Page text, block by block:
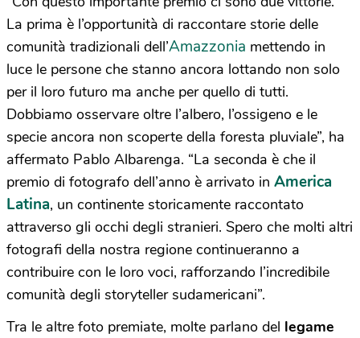
La prima è l’opportunità di raccontare storie delle
comunità tradizionali dell’Amazzonia mettendo in
luce le persone che stanno ancora lottando non solo
per il loro futuro ma anche per quello di tutti.
Dobbiamo osservare oltre l’albero, l’ossigeno e le
specie ancora non scoperte della foresta pluviale”, ha
affermato Pablo Albarenga. “La seconda è che il
premio di fotografo dell’anno è arrivato in America
Latina, un continente storicamente raccontato
attraverso gli occhi degli stranieri. Spero che molti altri
fotografi della nostra regione continueranno a
contribuire con le loro voci, rafforzando l’incredibile
comunità degli storyteller sudamericani”.
Tra le altre foto premiate, molte parlano del legame